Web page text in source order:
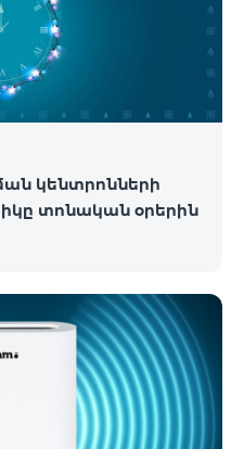
կենտրոնների
տոնական օրերին